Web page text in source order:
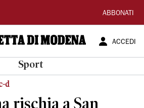
ABBONATI
ACCEDI
Sport
d
rischia a San